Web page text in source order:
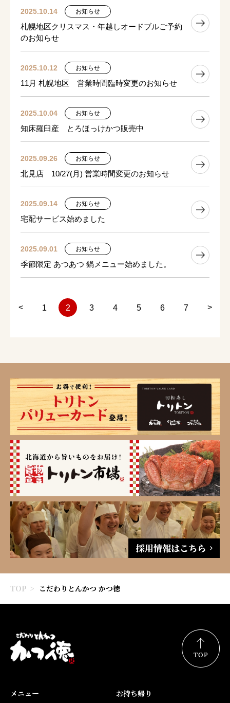
2025.10.14 お知らせ
札幌地区クリスマス・年越しオードブルご予約
のお知らせ
2025.10.12 お知らせ
11月 札幌地区 営業時間臨時変更のお知らせ
2025.10.04 お知らせ
知床羅臼産 とろほっけかつ販売中
2025.09.26 お知らせ
北見店 10/27(月) 営業時間変更のお知らせ
2025.09.14 お知らせ
宅配サービス始めました
2025.09.01 お知らせ
季節限定 あつあつ 鍋メニュー始めました。
< 1 2 3 4 5 6 7 >
TOP こだわりとんかつ かつ徳
メニュー お持ち帰り